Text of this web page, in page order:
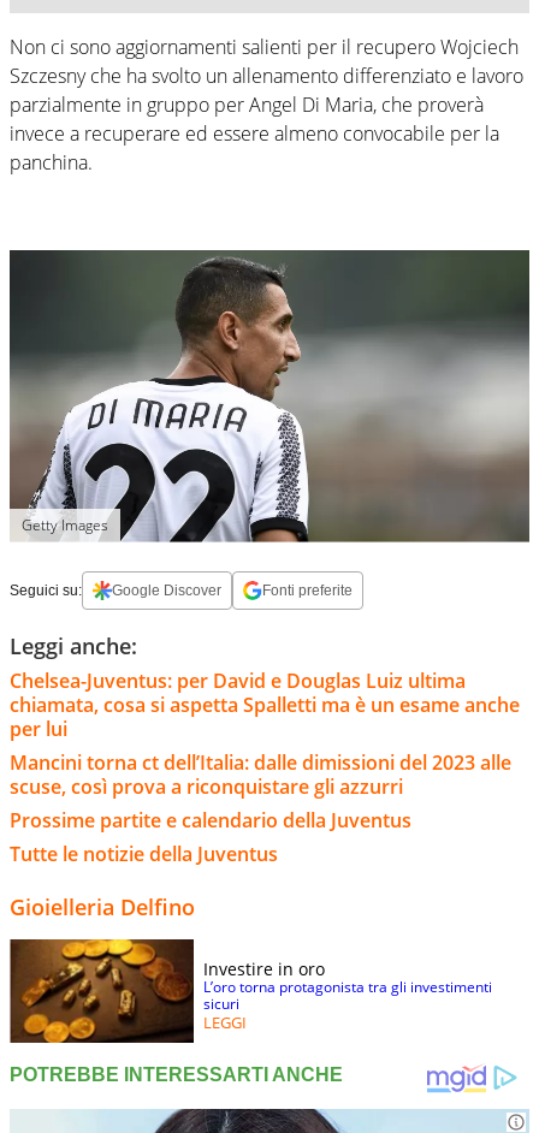
Non ci sono aggiornamenti salienti per il recupero Wojciech
Szczesny che ha svolto un allenamento differenziato e lavoro
parzialmente in gruppo per Angel Di Maria, che proverà
invece a recuperare ed essere almeno convocabile per la
panchina.
Getty Images
Seguici su: Google Discover Fonti preferite
Leggi anche:
Chelsea-Juventus: per David e Douglas Luiz ultima
chiamata, cosa si aspetta Spalletti ma è un esame anche
per lui
Mancini torna ct dell’Italia: dalle dimissioni del 2023 alle
scuse, così prova a riconquistare gli azzurri
Prossime partite e calendario della Juventus
Tutte le notizie della Juventus
Gioielleria Delfino
Investire in oro
L’oro torna protagonista tra gli investimenti
sicuri
LEGGI